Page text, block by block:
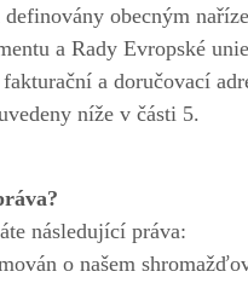
obecným
a Rady Evropské
a doručovací
níže v části 5.
následující práva:
o našem